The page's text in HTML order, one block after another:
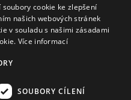
Všechna práva vyhrazena.
cookie ke zlepšení
našich webových stránek
v souladu s našimi zásadami
Více informací
SOUBORY CÍLENÍ